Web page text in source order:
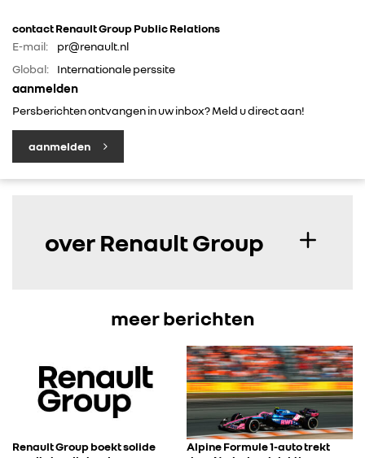
IN DE MEDIA
CONTACT
contact Renault Group Public Relations
E-mail:
pr@renault.nl
Global:
Internationale perssite
aanmelden
Persberichten ontvangen in uw inbox? Meld u direct aan!
aanmelden
over Renault Group
meer berichten
Renault Group boekt solide
Alpine Formule 1-auto trekt